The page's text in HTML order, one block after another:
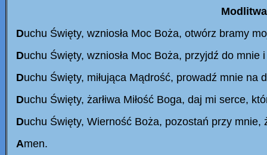
Duchu Święty, wzniosła Moc Boża, otwórz bramy
Duchu Święty, wzniosła Moc Boża, przyjdź do mnie
Duchu Święty, miłująca Mądrość, prowadź mnie na
Duchu Święty, żarłiwa Miłość Boga, daj mi serce,
Duchu Święty, Wierność Boża, pozostań przy
Amen.